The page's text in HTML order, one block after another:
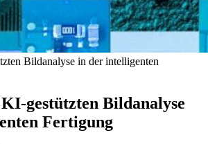
Bildanalyse in der intelligenten
gestützten Bildanalyse
Fertigung